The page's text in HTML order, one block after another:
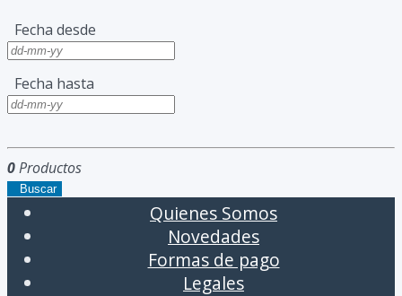
Fecha desde
Fecha hasta
0Productos
Buscar
Quienes Somos
Novedades
Formas de pago
Legales